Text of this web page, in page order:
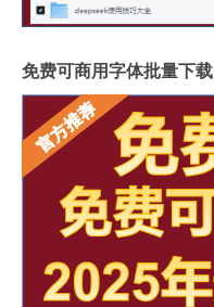
免费可商用字体批量下载